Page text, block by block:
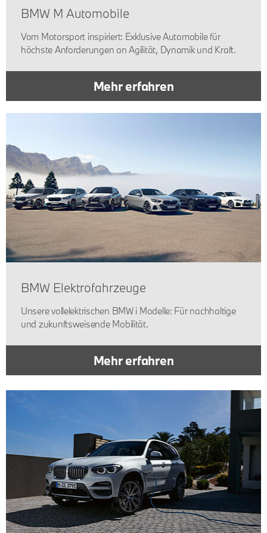
BMW M Automobile
Vom Motorsport inspiriert: Exklusive Automobile für
höchste Anforderungen an Agilität, Dynamik und Kraft.
Mehr erfahren
BMW Elektrofahrzeuge
Unsere vollelektrischen BMW i Modelle: Für nachhaltige
und zukunftsweisende Mobilität.
Mehr erfahren